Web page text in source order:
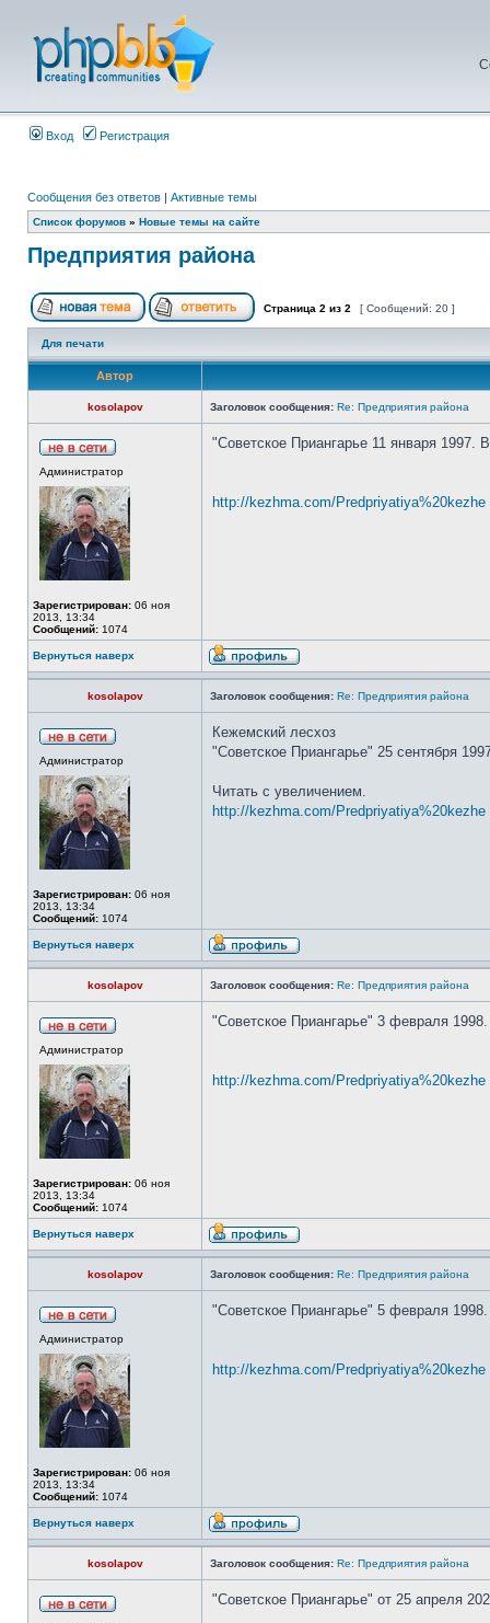
Вход Регистрация
Сообщения без ответов | Активные темы
Список форумов » Новые темы на сайте
Предприятия района
Страница 2 из 2 [ Сообщений: 20 ]
Для печати
Автор
kosolapov Заголовок сообщения: Re: Предприятия района
Администратор
Зарегистрирован: 06 ноя
2013, 13:34
Сообщений: 1074
"Советское Приангарье 11 января 1997.
http://kezhma.com/
Вернуться наверх
kosolapov Заголовок сообщения: Re: Предприятия района
Администратор
Зарегистрирован: 06 ноя
2013, 13:34
Сообщений: 1074
Кежемский лесхоз
"Советское Приангарье" 25 сентября
Читать с увеличением.
http://kezhma.com/
Вернуться наверх
kosolapov Заголовок сообщения: Re: Предприятия района
Администратор
Зарегистрирован: 06 ноя
2013, 13:34
Сообщений: 1074
"Советское Приангарье" 3 февраля
http://kezhma.com/
Вернуться наверх
kosolapov Заголовок сообщения: Re: Предприятия района
Администратор
Зарегистрирован: 06 ноя
2013, 13:34
Сообщений: 1074
"Советское Приангарье" 5 февраля
http://kezhma.com/
Вернуться наверх
kosolapov Заголовок сообщения: Re: Предприятия района
"Советское Приангарье" от 25 апреля